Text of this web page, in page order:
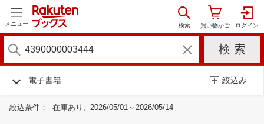
メニュー
電子書籍 絞込み
絞込条件： 在庫あり 2026/05/01～2026/05/14